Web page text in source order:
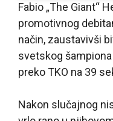
Fabio „The Giant“
promotivnog
način, zaustavivši
svetskog šampiona
preko TKO na 39
Nakon slučajnog